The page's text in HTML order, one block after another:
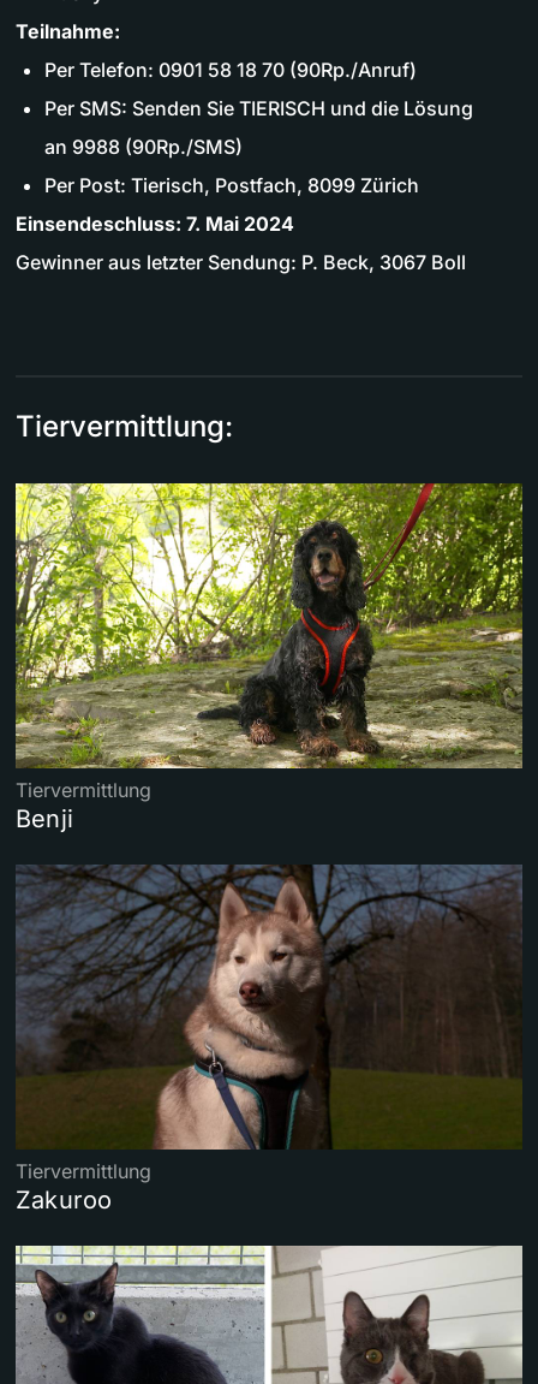
Teilnahme:
Per Telefon: 0901 58 18 70 (90Rp./Anruf)
Per SMS: Senden Sie TIERISCH und die Lösung
an 9988 (90Rp./SMS)
Per Post: Tierisch, Postfach, 8099 Zürich
Einsendeschluss: 7. Mai 2024
Gewinner aus letzter Sendung: P. Beck, 3067 Boll
Tiervermittlung:
Tiervermittlung
Benji
Tiervermittlung
Zakuroo